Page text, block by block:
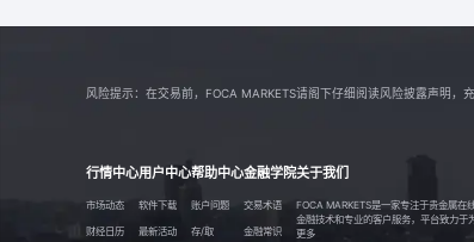
风险提示：在交易前，FOCA MARKETS请阁下仔细阅读风险披露声明
行情中心
市场动态
财经日历
用户中心
软件下载
最新活动
帮助中心
账户问题
存/取
金融学院
交易术语
金融常识
关于我们
FOCA MARKETS是一家专注于贵金属在
金融技术和专业的客户服务，平台致力于
更多